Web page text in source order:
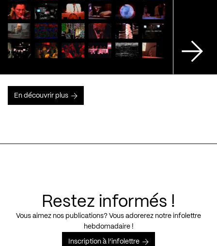
En découvrir plus
Restez informés !
Vous aimez nos publications? Vous adorerez notre infolettre
hebdomadaire !
Inscription à l’infolettre